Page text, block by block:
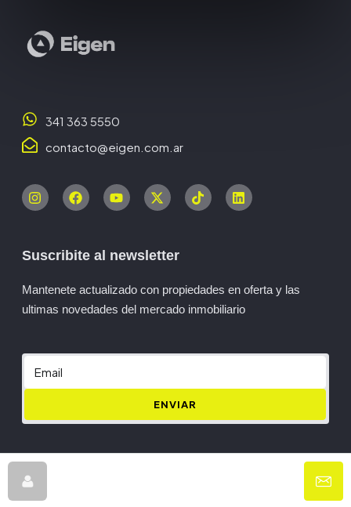
341 363 5550
contacto@eigen.com.ar
Suscribite al newsletter
Mantenete actualizado con propiedades en oferta y las
ultimas novedades del mercado inmobiliario
ENVIAR
Privacy Policy